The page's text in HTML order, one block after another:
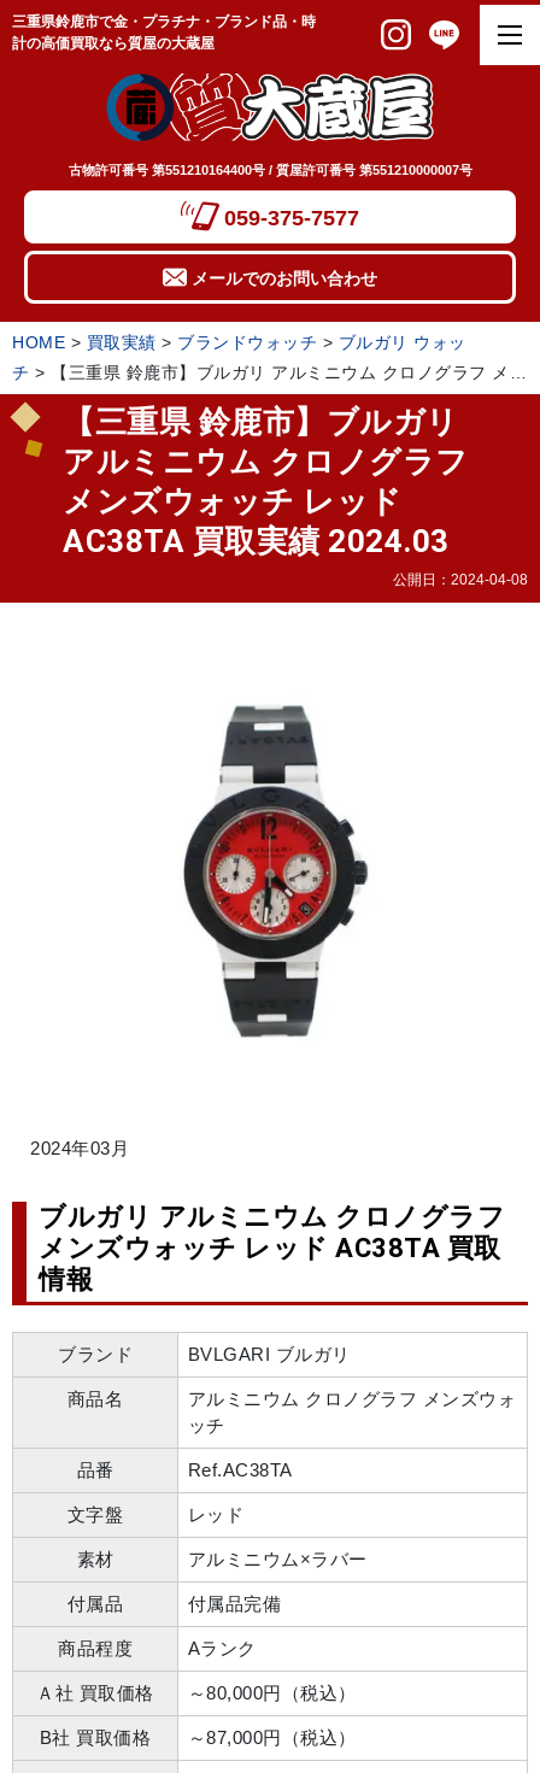
三重県鈴鹿市で金・プラチナ・ブランド品・時
計の高価買取なら質屋の大蔵屋
古物許可番号 第551210164400号 / 質屋許可番号 第551210000007号
059-375-7577
メールでのお問い合わせ
HOME > 買取実績 > ブランドウォッチ > ブルガリ ウォッ
チ >
【三重県 鈴鹿市】ブルガリ アルミニウム クロノグラフ メン
ズウォッチ レッド AC38TA 買取実績 2024.03
【三重県 鈴鹿市】ブルガリ
アルミニウム クロノグラフ
メンズウォッチ レッド
AC38TA 買取実績 2024.03
公開日： 2024-04-08
2024年03月
ブルガリ アルミニウム クロノグラフ
メンズウォッチ レッド AC38TA 買取
情報
ブランド BVLGARI ブルガリ
商品名
アルミニウム クロノグラフ メンズウォ
ッチ
品番 Ref.AC38TA
文字盤 レッド
素材 アルミニウム×ラバー
付属品 付属品完備
商品程度 Aランク
Ａ社 買取価格 ～80,000円（税込）
B社 買取価格 ～87,000円（税込）